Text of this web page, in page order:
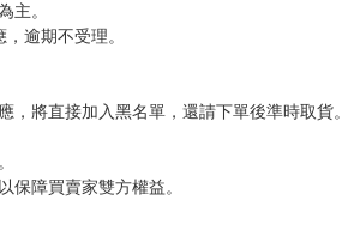
標後視同完全同意】
他店家，謝謝。
後一起發貨。